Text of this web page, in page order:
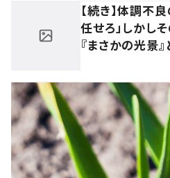
【続き】体調不
任せろ」しかし
『まさかの光景